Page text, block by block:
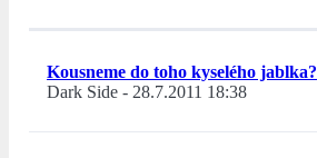
Kousneme do toho kyselého jablka?
Dark Side - 28.7.2011 18:38